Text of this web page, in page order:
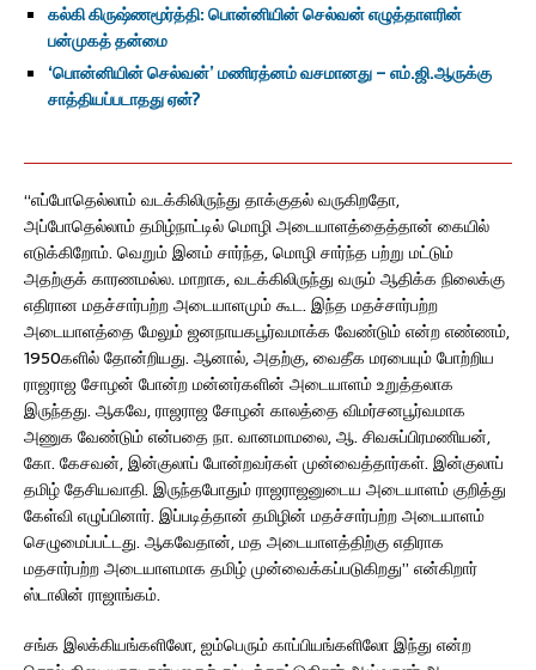
கல்கி கிருஷ்ணமூர்த்தி: பொன்னியின் செல்வன் எழுத்தாளரின்
பன்முகத் தன்மை
‘பொன்னியின் செல்வன்’ மணிரத்னம் வசமானது – எம்.ஜி.ஆருக்கு
சாத்தியப்படாதது ஏன்?
“எப்போதெல்லாம் வடக்கிலிருந்து தாக்குதல் வருகிறதோ,
அப்போதெல்லாம் தமிழ்நாட்டில் மொழி அடையாளத்தைத்தான் கையில்
எடுக்கிறோம். வெறும் இனம் சார்ந்த, மொழி சார்ந்த பற்று மட்டும்
அதற்குக் காரணமல்ல. மாறாக, வடக்கிலிருந்து வரும் ஆதிக்க நிலைக்கு
எதிரான மதச்சார்பற்ற அடையாளமும் கூட. இந்த மதச்சார்பற்ற
அடையாளத்தை மேலும் ஜனநாயகபூர்வமாக்க வேண்டும் என்ற எண்ணம்,
1950களில் தோன்றியது. ஆனால், அதற்கு, வைதீக மரபையும் போற்றிய
ராஜராஜ சோழன் போன்ற மன்னர்களின் அடையாளம் உறுத்தலாக
இருந்தது. ஆகவே, ராஜராஜ சோழன் காலத்தை விமர்சனபூர்வமாக
அணுக வேண்டும் என்பதை நா. வானமாமலை, ஆ. சிவசுப்பிரமணியன்,
கோ. கேசவன், இன்குலாப் போன்றவர்கள் முன்வைத்தார்கள். இன்குலாப்
தமிழ் தேசியவாதி. இருந்தபோதும் ராஜராஜனுடைய அடையாளம் குறித்து
கேள்வி எழுப்பினார். இப்படித்தான் தமிழின் மதச்சார்பற்ற அடையாளம்
செழுமைப்பட்டது. ஆகவேதான், மத அடையாளத்திற்கு எதிராக
மதசார்பற்ற அடையாளமாக தமிழ் முன்வைக்கப்படுகிறது” என்கிறார்
ஸ்டாலின் ராஜாங்கம்.
சங்க இலக்கியங்களிலோ, ஐம்பெரும் காப்பியங்களிலோ இந்து என்ற